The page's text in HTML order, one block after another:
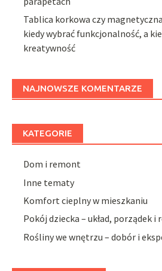
Tablica korkowa czy
kiedy wybrać funkcjonalność, a
kreatywność
NAJNOWSZE KOMENTARZE
KATEGORIE
Dom i remont
Inne tematy
Komfort cieplny w mieszkaniu
Pokój dziecka – układ, porządek i
Rośliny we wnętrzu – dobór i